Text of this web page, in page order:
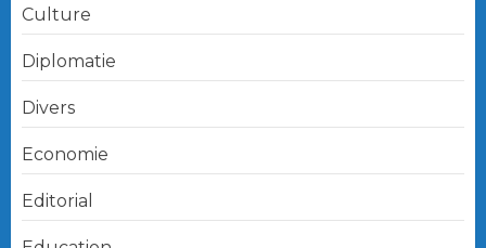
Culture
Diplomatie
Divers
Economie
Editorial